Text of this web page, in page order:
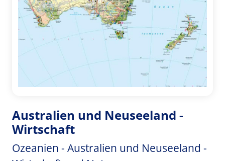
Australien und Neuseeland -
Wirtschaft
Ozeanien - Australien und Neuseeland -